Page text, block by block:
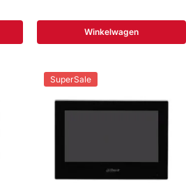
Winkelwagen
SuperSale